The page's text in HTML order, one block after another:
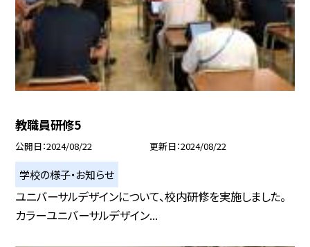
教職員研修5
公開日 2024/08/22 更新日 2024/08/22
学校の様子・お知らせ
ユニバーサルデザインについて、校内研修を実施しました。
カラーユニバーサルデザイン...